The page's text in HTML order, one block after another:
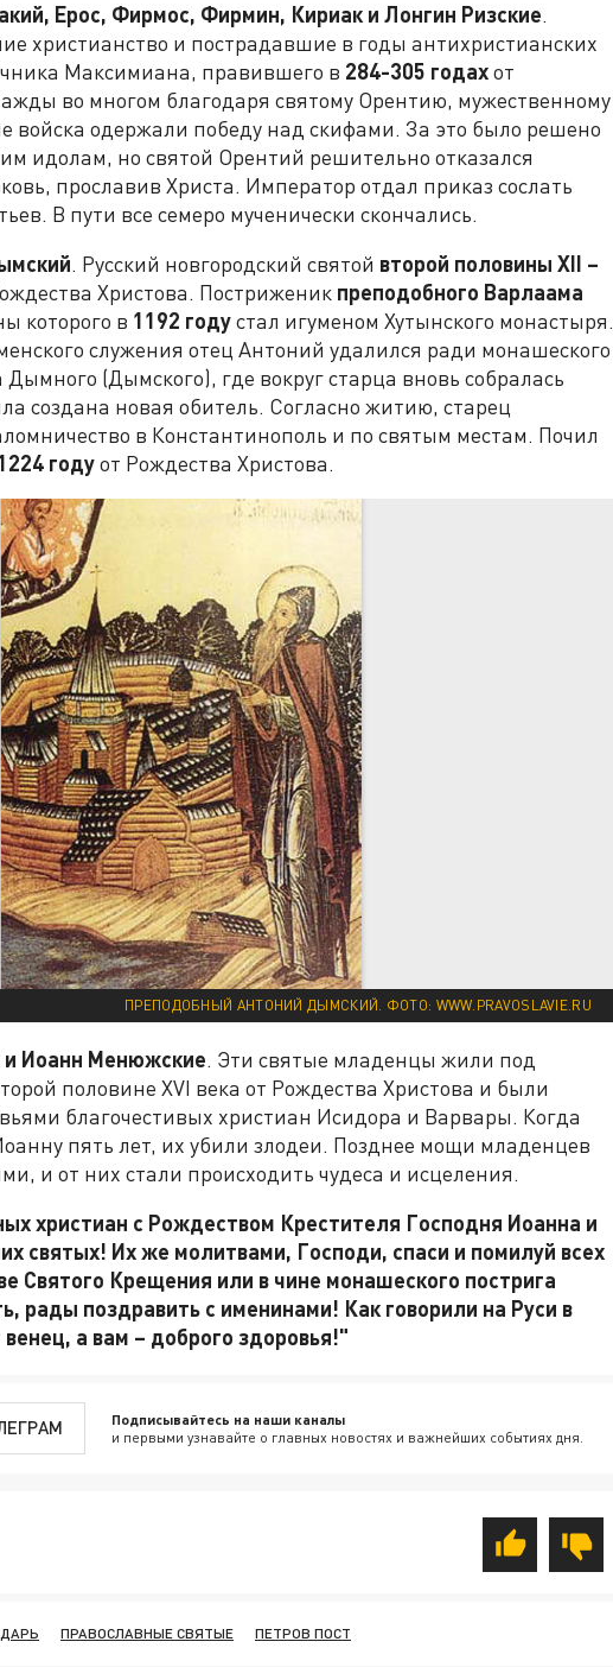
Ерос, Фирмос, Фирмин, Кириак и Лонгин Ризские.
христианство и пострадавшие в годы антихристианских
Максимиана, правившего в 284-305 годахот
во многом благодаря святому Орентию, мужественному
войска одержали победу над скифами. За это было решено
идолам, но святой Орентий решительно отказался
прославив Христа. Император отдал приказ сослать
В пути все семеро мученически скончались.
. Русский новгородский святой второй половины XII –
Христова. Постриженик преподобного Варлаама
которого в 1192 годустал игуменом Хутынского монастыря.
служения отец Антоний удалился ради монашеского
(Дымского), где вокруг старца вновь собралась
создана новая обитель. Согласно житию, старец
в Константинополь и по святым местам. Почил
годуот Рождества Христова.
ПРЕПОДОБНЫЙ АНТОНИЙ ДЫМСКИЙ. ФОТО: WWW.PRAVOSLAVIE.RU
и Иоанн Менюжские. Эти святые младенцы жили под
половине XVI века от Рождества Христова и были
благочестивых христиан Исидора и Варвары. Когда
пять лет, их убили злодеи. Позднее мощи младенцев
и от них стали происходить чудеса и исцеления.
христиан с Рождеством Крестителя Господня Иоанна и
святых! Их же молитвами, Господи, спаси и помилуй всех
Святого Крещения или в чине монашеского пострига
рады поздравить с именинами! Как говорили на Руси в
а вам – доброго здоровья!"
Подписывайтесь на наши каналы
и первыми узнавайте о главных новостях и важнейших событиях дня.
ПРАВОСЛАВНЫЕ СВЯТЫЕ ПЕТРОВ ПОСТ